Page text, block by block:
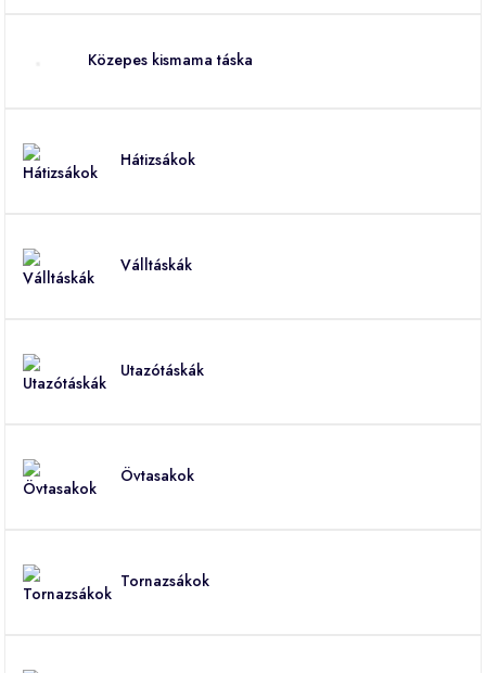
Közepes kismama táska
Hátizsákok
Válltáskák
Utazótáskák
Övtasakok
Tornazsákok